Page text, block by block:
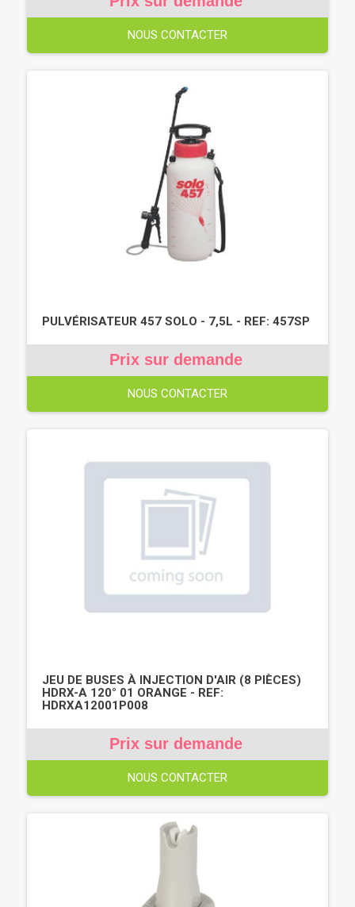
NOUS CONTACTER
PULVÉRISATEUR 457 SOLO - 7,5L - REF: 457SP
Prix sur demande
NOUS CONTACTER
JEU DE BUSES À INJECTION D'AIR (8 PIÈCES)
HDRX-A 120° 01 ORANGE - REF:
HDRXA12001P008
Prix sur demande
NOUS CONTACTER